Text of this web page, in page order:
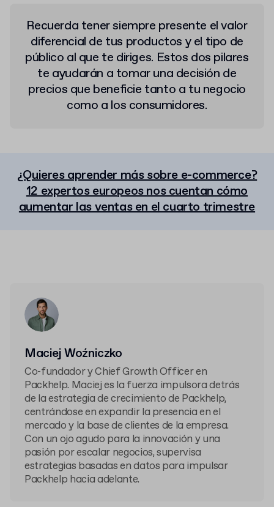
Recuerda tener siempre presente el valor
diferencial de tus productos y el tipo de
público al que te diriges. Estos dos pilares
te ayudarán a tomar una decisión de
precios que beneficie tanto a tu negocio
como a los consumidores.
¿Quieres aprender más sobre e-commerce?
12 expertos europeos nos cuentan cómo
aumentar las ventas en el cuarto trimestre
Maciej Woźniczko
Co-fundador y Chief Growth Officer en
Packhelp. Maciej es la fuerza impulsora detrás
de la estrategia de crecimiento de Packhelp,
centrándose en expandir la presencia en el
mercado y la base de clientes de la empresa.
Con un ojo agudo para la innovación y una
pasión por escalar negocios, supervisa
estrategias basadas en datos para impulsar
Packhelp hacia adelante.